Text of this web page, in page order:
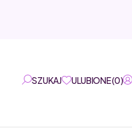
SZUKAJ ULUBIONE(0)